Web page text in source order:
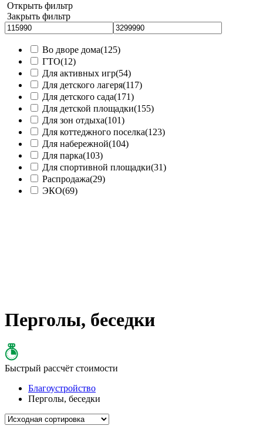
Открыть фильтр
Закрыть фильтр
Во дворе дома(125)
ГТО(12)
Для активных игр(54)
Для детского лагеря(117)
Для детского сада(171)
Для детской площадки(155)
Для зон отдыха(101)
Для коттеджного поселка(123)
Для набережной(104)
Для парка(103)
Для спортивной площадки(31)
Распродажа(29)
ЭКО(69)
Перголы, беседки
Быстрый рассчёт стоимости
Благоустройство
Перголы, беседки